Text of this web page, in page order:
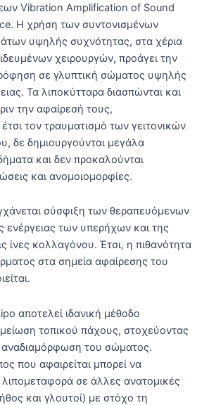
Vibration Amplification of Sound
Η χρήση των συντονισμένων
υψηλής συχνότητας, στα χέρια
χειρουργών, προάγει την
σε γλυπτική σώματος υψηλής
Τα λιποκύτταρα διασπώνται και
την αφαίρεσή τους,
τον τραυματισμό των γειτονικών
δε δημιουργούνται μεγάλα
και δεν προκαλούνται
και ανομοιομορφίες.
σύσφιξη των θεραπευόμενων
ενέργειας των υπερήχων και της
ίνες κολλαγόνου. Έτσι, η πιθανότητα
στα σημεία αφαίρεσης του
αποτελεί ιδανική μέθοδο
μείωση τοπικού πάχους, στοχεύοντας
αναδιαμόρφωση του σώματος.
που αφαιρείται μπορεί να
λιπομεταφορά σε άλλες ανατομικές
και γλουτοί) με στόχο τη